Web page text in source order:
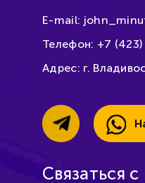
E-mail:
Телефон: +7
Адрес: г.
Связаться